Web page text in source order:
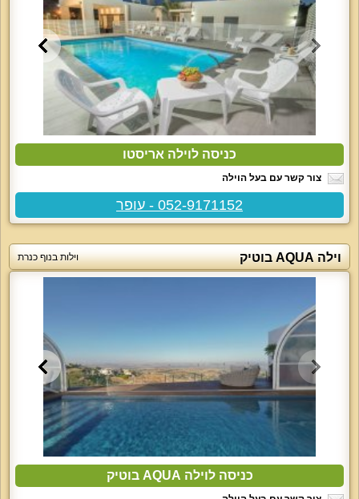
כניסה לוילה אריסטו
צור קשר עם בעל הוילה
052-9171152 - עופר
וילה AQUA בוטיק וילות בנוף כנרת
כניסה לוילה AQUA בוטיק